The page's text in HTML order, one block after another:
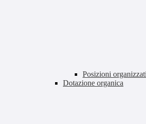
Posizioni
Dotazione organica